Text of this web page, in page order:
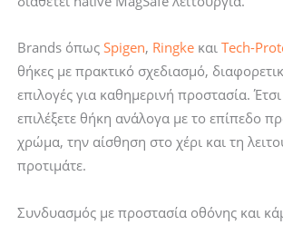
Brands όπως Spigen, Ringkeκαι Tech-
θήκες με πρακτικό σχεδιασμό,
επιλογές για καθημερινή προστασία.
επιλέξετε θήκη ανάλογα με το επίπεδο
χρώμα, την αίσθηση στο χέρι και τη
προτιμάτε.
Συνδυασμός με προστασία οθόνης και